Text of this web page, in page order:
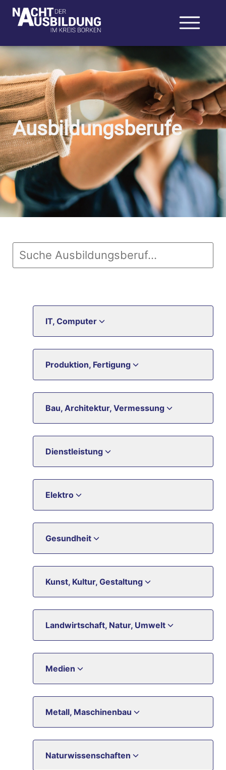
Ausbildungsberufe
IT, Computer
Produktion, Fertigung
Bau, Architektur, Vermessung
Dienstleistung
Elektro
Gesundheit
Kunst, Kultur, Gestaltung
Landwirtschaft, Natur, Umwelt
Medien
Metall, Maschinenbau
Naturwissenschaften